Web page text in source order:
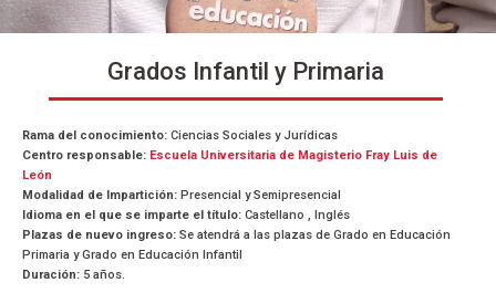
Grados Infantil y Primaria
Rama del conocimiento: Ciencias Sociales y Jurídicas
Centro responsable: Escuela Universitaria de Magisterio Fray Luis de
León
Modalidad de Impartición: Presencial y Semipresencial
Idioma en el que se imparte el título: Castellano , Inglés
Plazas de nuevo ingreso: Se atendrá a las plazas de Grado en Educación
Primaria y Grado en Educación Infantil
Duración: 5 años.